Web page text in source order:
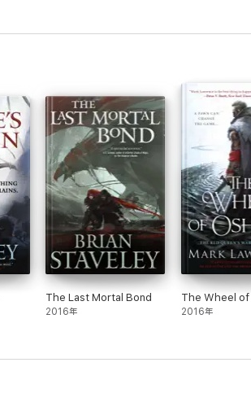
The Last Mortal Bond
2016年
The Wheel of
2016年